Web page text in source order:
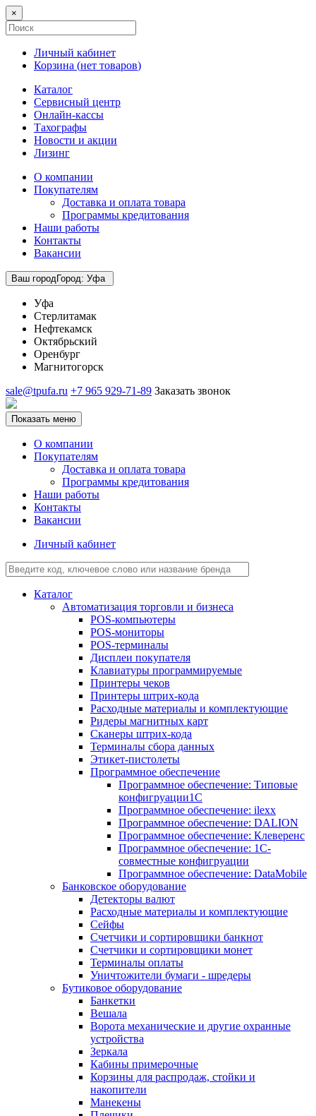
×
Личный кабинет
Корзина (нет товаров)
Каталог
Сервисный центр
Онлайн-кассы
Тахографы
Новости и акции
Лизинг
О компании
Покупателям
Доставка и оплата товара
Программы кредитования
Наши работы
Контакты
Вакансии
Ваш городГород: Уфа
Уфа
Стерлитамак
Нефтекамск
Октябрьский
Оренбург
Магнитогорск
sale@tpufa.ru +7 965 929-71-89 Заказать звонок
Показать меню
О компании
Покупателям
Доставка и оплата товара
Программы кредитования
Наши работы
Контакты
Вакансии
Личный кабинет
Каталог
Автоматизация торговли и бизнеса
POS-компьютеры
POS-мониторы
POS-терминалы
Дисплеи покупателя
Клавиатуры программируемые
Принтеры чеков
Принтеры штрих-кода
Расходные материалы и комплектующие
Ридеры магнитных карт
Сканеры штрих-кода
Терминалы сбора данных
Этикет-пистолеты
Программное обеспечение
Программное обеспечение: Типовые
конфигруации1С
Программное обеспечение: ilexx
Программное обеспечение: DALION
Программное обеспечение: Клеверенс
Программное обеспечение: 1С-
совместные конфигруации
Программное обеспечение: DataMobile
Банковское оборудование
Детекторы валют
Расходные материалы и комплектующие
Сейфы
Счетчики и сортировщики банкнот
Счетчики и сортировщики монет
Терминалы оплаты
Уничтожители бумаги - шредеры
Бутиковое оборудование
Банкетки
Вешала
Ворота механические и другие охранные
устройства
Зеркала
Кабины примерочные
Корзины для распродаж, стойки и
накопители
Манекены